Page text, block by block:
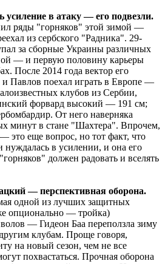
усиление в атаку — его подвезли.
ряды "горняков" этой зимой —
из сербского "Радника". 29-
за сборные Украины различных
— и первую половину карьеры
После 2014 года вектор его
и Павлов поехал играть в Европе —
клубов из Сербии,
форвард высокий — 191 см;
От него наверняка
минут в стане "Шахтера". Впрочем,
это еще вопрос, но тот факт, что
нуждалась в усилении, и она его
должен радовать и вселять
— перспективная оборона.
одной из лучших защитных
опционально — тройка)
— Гидеон Баа переползла зиму
клубам. Проще говоря,
на новый сезон, чем не все
похвастаться. Прочная оборона